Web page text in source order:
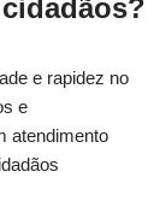
e rapidez no
e
atendimento